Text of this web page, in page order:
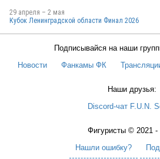
29 апреля – 2 мая
Кубок Ленинградской области Финал 2026
Подписывайся на наши
Новости
Фанкамы ФК
Наши друзья:
Discord-чат F.U.N.
Фигуристы © 2021 -
Нашли ошибку?